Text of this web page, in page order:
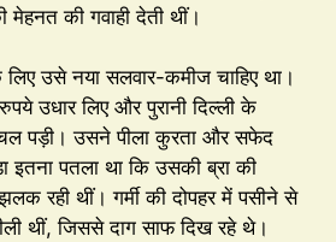
की गवाही देती थीं।
उसे नया सलवार-कमीज चाहिए था।
उधार लिए और पुरानी दिल्ली के
पड़ी। उसने पीला कुरता और सफेद
इतना पतला था कि उसकी ब्रा की
रही थीं। गर्मी की दोपहर में पसीने से
थीं, जिससे दाग साफ दिख रहे थे।